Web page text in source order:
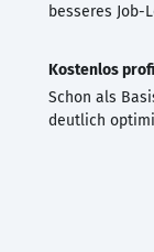
besseres Job-
Kostenlos
Schon als
deutlich